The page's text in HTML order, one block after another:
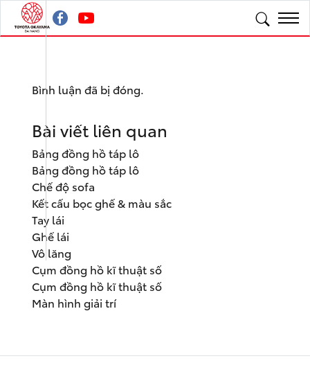
Bình luận đã bị đóng.
Bài viết liên quan
Bảng đồng hồ táp lô
Bảng đồng hồ táp lô
Chế độ sofa
Kết cấu bọc ghế & màu sắc
Tay lái
Ghế lái
Vô lăng
Cụm đồng hồ kĩ thuật số
Cụm đồng hồ kĩ thuật số
Màn hình giải trí